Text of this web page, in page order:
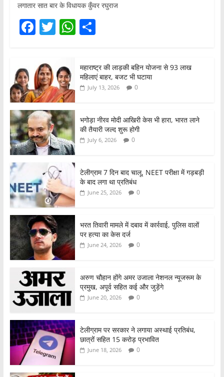
लगातार सात बार के विधायक कुँवर रघुराज
F
c
e
b
o
o
k
T
er
W
s
A
p
S
ar
e
महाराष्ट्र की लाड़की बहिन योजना से 93 लाख
महिलाएं बाहर, बजट भी घटाया
July 13, 2026 0
भगोड़ा नीरव मोदी आखिरी केस भी हारा, भारत लाने
की तैयारी जल्द शुरू होगी
July 6, 2026 0
टेलीग्राम 7 दिन बाद चालू, NEET परीक्षा में गड़बड़ी
के बाद लगा था प्रतिबंध
June 25, 2026 0
भरत तिवारी मामले में दबाव में कार्रवाई, पुलिस वालों
पर हत्या का केस दर्ज
June 24, 2026 0
अरुण चौहान होंगे अमर उजाला नेशनल न्यूजरूम के
प्रमुख, अपूर्व सहित कई और जुड़ेंगे
June 20, 2026 0
टेलीग्राम पर सरकार ने लगाया अस्थाई प्रतिबंध,
छात्रों सहित 15 करोड़ प्रभावित
June 18, 2026 0